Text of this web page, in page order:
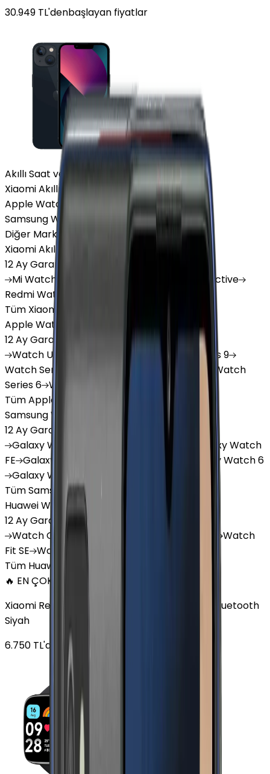
30.949 TL'denbaşlayan fiyatlar
Akıllı Saat ve Bileklik
Xiaomi Akıllı Saat
Apple Watch
Samsung Watch
Diğer Markalar
Xiaomi Akıllı Saat
12 Ay Garanti
MiWatch
Watch 3 Active
RedmiWatch 5 Lite
Tüm Xiaomi Akıllı Saat'lar
Apple Watch
12 Ay Garanti
Watch Ultra Series 10 Watch
Series 9
WatchSeries 8 Series 7 Watch
Watch
Series 6 Watch
Tüm Apple Watch'lar
Samsung Watch
12 Ay Garanti
GalaxyWatch 7 GalaxyWatch
FE Galaxy GalaxyWatch 6
GalaxyWatch8
Tüm Samsung Watch'lar
Huawei Watch
12 Ay Garanti• 6 Taksit
WatchGT 4 Watch
Watch
Fit SE Watch Fit 3
Tüm Huawei Watch'lar
🔥 EN ÇOK SATAN
Xiaomi Redmi Watch 3 Active Plastik 47mm Bluetooth
Siyah
6.750 TL'den başlayan fiyatlar